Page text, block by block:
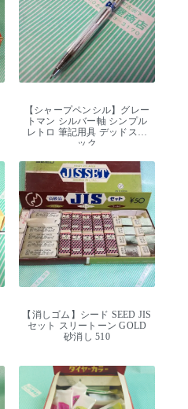
【シャープペンシル】グレー
トマン シルバー軸 シンプル
レトロ 筆記用具 デッドスト
ック
【消しゴム】シード SEED JIS
セット スリートーン GOLD
砂消し 510